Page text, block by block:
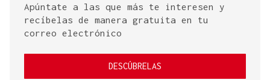
Apúntate a las que más te interesen y
recíbelas de manera gratuita en tu
correo electrónico
DESCÚBRELAS